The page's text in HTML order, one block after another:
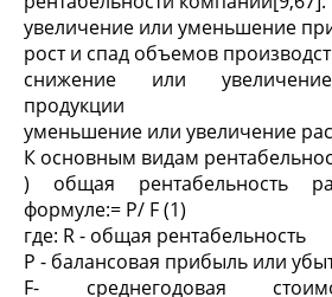
увеличение или уменьшение
рост и спад объемов
снижение или увеличение
продукции
уменьшение или увеличение
К основным видам
) общая рентабельность
формуле:= P/ F (1)
где: R - общая рентабельность
P - балансовая прибыль или
F- среднегодовая